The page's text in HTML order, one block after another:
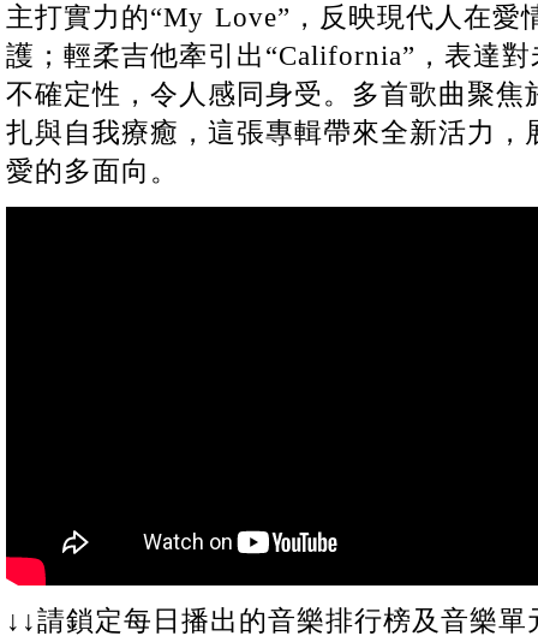
主打實力的“My Love”，反映現代人在愛
護；輕柔吉他牽引出“California”，表達
不確定性，令人感同身受。多首歌曲聚焦
扎與自我療癒，這張專輯帶來全新活力，
愛的多面向。
↓↓請鎖定每日播出的音樂排行榜及音樂單